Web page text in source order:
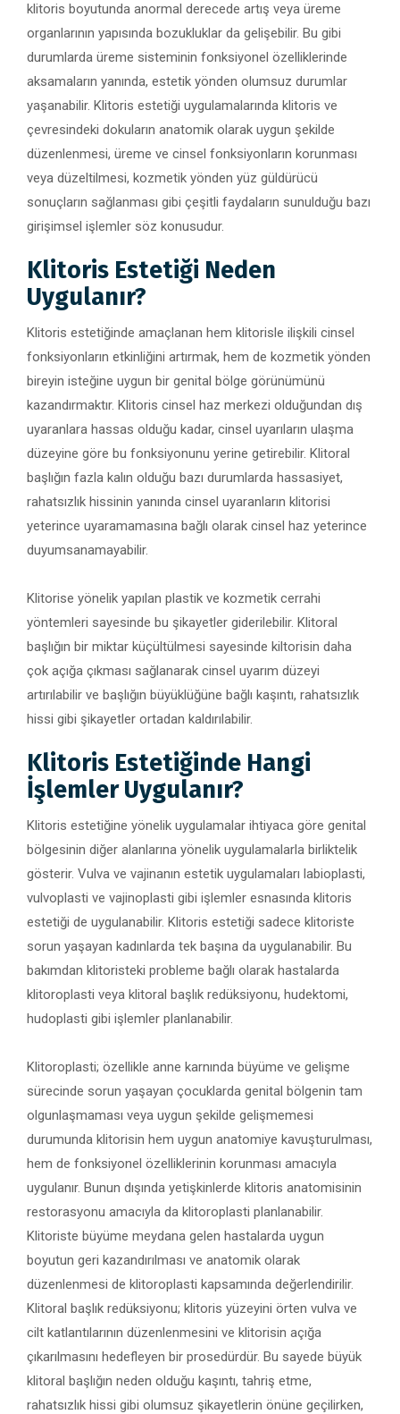
klitoris boyutunda anormal derecede artış veya üreme
organlarının yapısında bozukluklar da gelişebilir. Bu gibi
durumlarda üreme sisteminin fonksiyonel özelliklerinde
aksamaların yanında, estetik yönden olumsuz durumlar
yaşanabilir. Klitoris estetiği uygulamalarında klitoris ve
çevresindeki dokuların anatomik olarak uygun şekilde
düzenlenmesi, üreme ve cinsel fonksiyonların korunması
veya düzeltilmesi, kozmetik yönden yüz güldürücü
sonuçların sağlanması gibi çeşitli faydaların sunulduğu bazı
girişimsel işlemler söz konusudur.
Klitoris Estetiği Neden
Uygulanır?
Klitoris estetiğinde amaçlanan hem klitorisle ilişkili cinsel
fonksiyonların etkinliğini artırmak, hem de kozmetik yönden
bireyin isteğine uygun bir genital bölge görünümünü
kazandırmaktır. Klitoris cinsel haz merkezi olduğundan dış
uyaranlara hassas olduğu kadar, cinsel uyarıların ulaşma
düzeyine göre bu fonksiyonunu yerine getirebilir. Klitoral
başlığın fazla kalın olduğu bazı durumlarda hassasiyet,
rahatsızlık hissinin yanında cinsel uyaranların klitorisi
yeterince uyaramamasına bağlı olarak cinsel haz yeterince
duyumsanamayabilir.
Klitorise yönelik yapılan plastik ve kozmetik cerrahi
yöntemleri sayesinde bu şikayetler giderilebilir. Klitoral
başlığın bir miktar küçültülmesi sayesinde kiltorisin daha
çok açığa çıkması sağlanarak cinsel uyarım düzeyi
artırılabilir ve başlığın büyüklüğüne bağlı kaşıntı, rahatsızlık
hissi gibi şikayetler ortadan kaldırılabilir.
Klitoris Estetiğinde Hangi
İşlemler Uygulanır?
Klitoris estetiğine yönelik uygulamalar ihtiyaca göre genital
bölgesinin diğer alanlarına yönelik uygulamalarla birliktelik
gösterir. Vulva ve vajinanın estetik uygulamaları labioplasti,
vulvoplasti ve vajinoplasti gibi işlemler esnasında klitoris
estetiği de uygulanabilir. Klitoris estetiği sadece klitoriste
sorun yaşayan kadınlarda tek başına da uygulanabilir. Bu
bakımdan klitoristeki probleme bağlı olarak hastalarda
klitoroplasti veya klitoral başlık redüksiyonu, hudektomi,
hudoplasti gibi işlemler planlanabilir.
Klitoroplasti; özellikle anne karnında büyüme ve gelişme
sürecinde sorun yaşayan çocuklarda genital bölgenin tam
olgunlaşmaması veya uygun şekilde gelişmemesi
durumunda klitorisin hem uygun anatomiye kavuşturulması,
hem de fonksiyonel özelliklerinin korunması amacıyla
uygulanır. Bunun dışında yetişkinlerde klitoris anatomisinin
restorasyonu amacıyla da klitoroplasti planlanabilir.
Klitoriste büyüme meydana gelen hastalarda uygun
boyutun geri kazandırılması ve anatomik olarak
düzenlenmesi de klitoroplasti kapsamında değerlendirilir.
Klitoral başlık redüksiyonu; klitoris yüzeyini örten vulva ve
cilt katlantılarının düzenlenmesini ve klitorisin açığa
çıkarılmasını hedefleyen bir prosedürdür. Bu sayede büyük
klitoral başlığın neden olduğu kaşıntı, tahriş etme,
rahatsızlık hissi gibi olumsuz şikayetlerin önüne geçilirken,